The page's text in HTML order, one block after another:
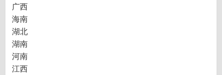
广西
海南
湖北
湖南
河南
江西